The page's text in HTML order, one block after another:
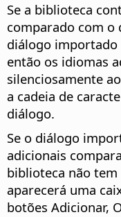
Se a biblioteca
comparado com
diálogo importado
então os idiomas
silenciosamente
a cadeia de
diálogo.
Se o diálogo
adicionais
biblioteca não
aparecerá uma
botões Adicionar,